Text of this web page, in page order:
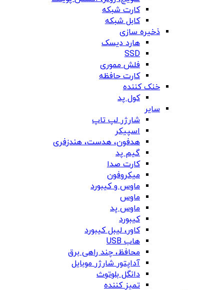
کارت شبکه
کابل شبکه
ذخیره سازی
هارد دیسک
SSD
فلش مموری
کارت حافظه
خنک کننده
کول پد
سایر
شارژر لپ تاپ
اسپیکر
هدفون، هدست، هندزفری
گیم پد
کارت صدا
میکروفون
ماوس و کیبورد
ماوس
ماوس پد
کیبورد
کاور، لیبل کیبورد
هاب USB
محافظ، چند راهی برق
آداپتور شارژر موبایل
دانگل بلوتوث
تمیز کننده